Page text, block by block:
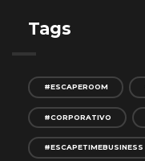
Tags
#ESCAPEROOM
#CORPORATIVO
#ESCAPETIMEBUSINESS